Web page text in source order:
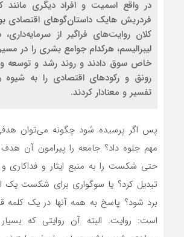
در واقع اسمیت و افراد دیگری
فردریش هایک داستان‌گوهای اقتصادی
کلان روایت‌های فراگیر از
لیبرالیسم، هرکدام جوامع بشری را در
خاص سوق دادند و روند رشد و توسعه
رونق و رکودهای اقتصادی را به
تفسیر و معنادار کردند.
پس اگر پرسیده شود چگونه می‌توان
مهم جلوه داد؟ جامعه را پیرامون آن
حتی شکست را به منبع ایثار و فداکاری و
تبدیل کرد؟ یا سوگواری برای شکست یک
برد شود؟ پاسخ به همه آنها در یک کلمه
است: روایت. البته آن روایتی که